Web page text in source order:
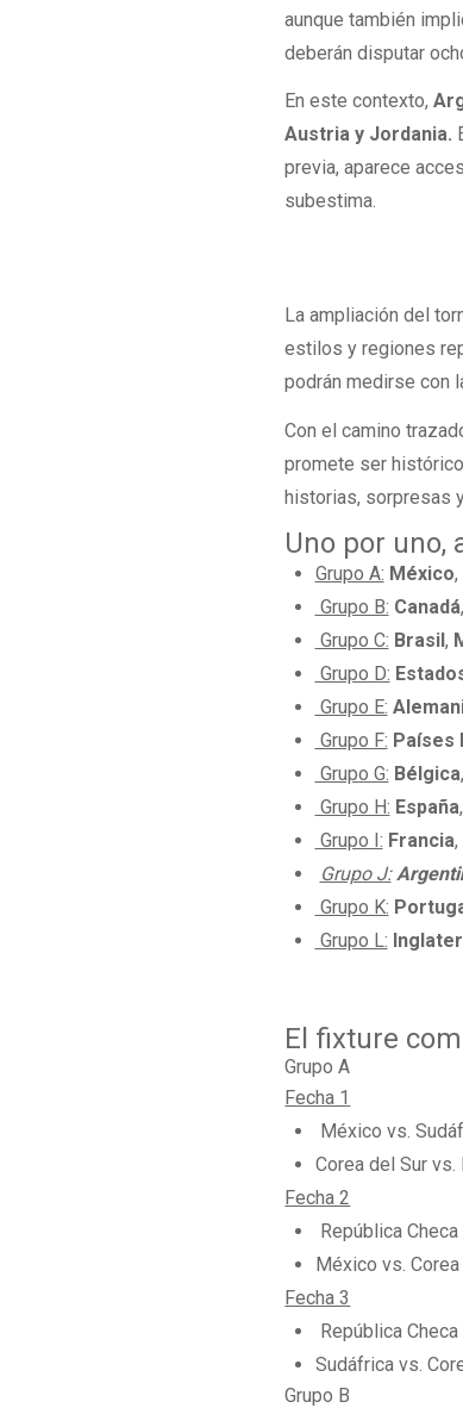
aunque también
deberán disputar
En este contexto,
Austria y Jordania.
previa, aparece
subestima.
La ampliación del
estilos y regiones
podrán medirse con
Con el camino
promete ser
historias, sorpresas
Uno por uno,
Grupo A: México,
Grupo B: Canadá,
Grupo C: Brasil,
Grupo D:
Grupo E:
Grupo F: Países
Grupo G: Bélgica,
Grupo H: España,
Grupo I: Francia,
Grupo J:
Grupo K:
Grupo L:
El fixture
Grupo A
Fecha 1
México vs.
Corea del Sur
Fecha 2
República
México vs.
Fecha 3
República
Sudáfrica vs.
Grupo B